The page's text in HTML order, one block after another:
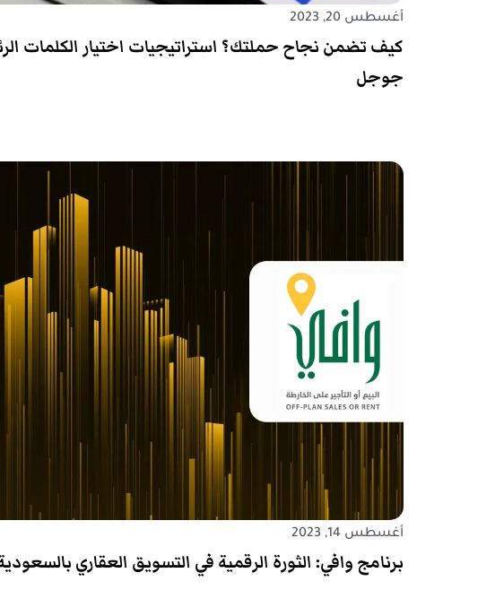
أغسطس 20, 2023
كيف تضمن نجاح حملتك؟ استراتيجيات اختيار الكلمات
جوجل
أغسطس 14, 2023
برنامج وافي: الثورة الرقمية في التسويق العقاري